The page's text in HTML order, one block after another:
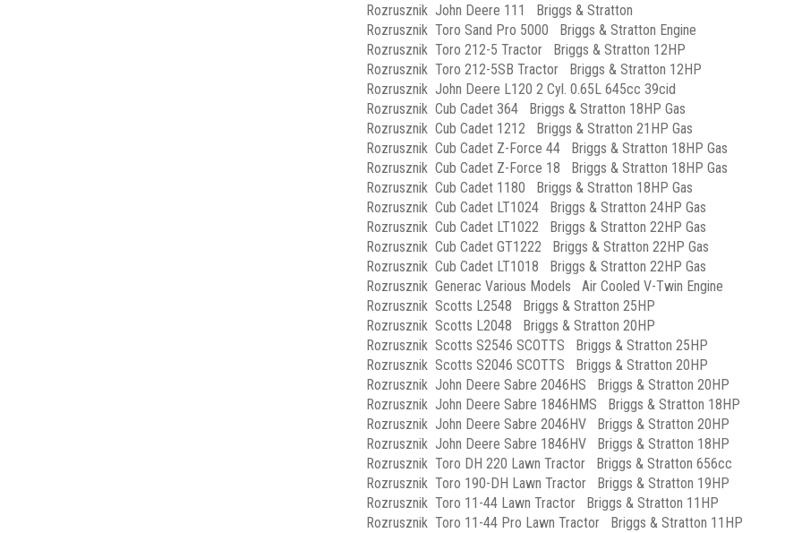
Rozrusznik John Deere 111 Briggs & Stratton
Rozrusznik Toro Sand Pro 5000 Briggs & Stratton Engine
Rozrusznik Toro 212-5 Tractor Briggs & Stratton 12HP
Rozrusznik Toro 212-5SB Tractor Briggs & Stratton 12HP
Rozrusznik John Deere L120 2 Cyl. 0.65L 645cc 39cid
Rozrusznik Cub Cadet 364 Briggs & Stratton 18HP Gas
Rozrusznik Cub Cadet 1212 Briggs & Stratton 21HP Gas
Rozrusznik Cub Cadet Z-Force 44 Briggs & Stratton 18HP Gas
Rozrusznik Cub Cadet Z-Force 18 Briggs & Stratton 18HP Gas
Rozrusznik Cub Cadet 1180 Briggs & Stratton 18HP Gas
Rozrusznik Cub Cadet LT1024 Briggs & Stratton 24HP Gas
Rozrusznik Cub Cadet LT1022 Briggs & Stratton 22HP Gas
Rozrusznik Cub Cadet GT1222 Briggs & Stratton 22HP Gas
Rozrusznik Cub Cadet LT1018 Briggs & Stratton 22HP Gas
Rozrusznik Generac Various Models Air Cooled V-Twin Engine
Rozrusznik Scotts L2548 Briggs & Stratton 25HP
Rozrusznik Scotts L2048 Briggs & Stratton 20HP
Rozrusznik Scotts S2546 SCOTTS Briggs & Stratton 25HP
Rozrusznik Scotts S2046 SCOTTS Briggs & Stratton 20HP
Rozrusznik John Deere Sabre 2046HS Briggs & Stratton 20HP
Rozrusznik John Deere Sabre 1846HMS Briggs & Stratton 18HP
Rozrusznik John Deere Sabre 2046HV Briggs & Stratton 20HP
Rozrusznik John Deere Sabre 1846HV Briggs & Stratton 18HP
Rozrusznik Toro DH 220 Lawn Tractor Briggs & Stratton 656cc
Rozrusznik Toro 190-DH Lawn Tractor Briggs & Stratton 19HP
Rozrusznik Toro 11-44 Lawn Tractor Briggs & Stratton 11HP
Rozrusznik Toro 11-44 Pro Lawn Tractor Briggs & Stratton 11HP